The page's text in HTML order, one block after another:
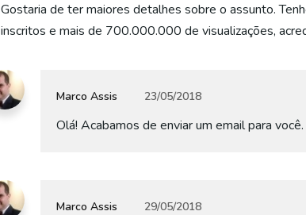
Gostaria de ter maiores detalhes sobre o assunto.
inscritos e mais de 700.000.000 de visualizações,
Marco Assis 23/05/2018
Olá! Acabamos de enviar um email para
Marco Assis 29/05/2018